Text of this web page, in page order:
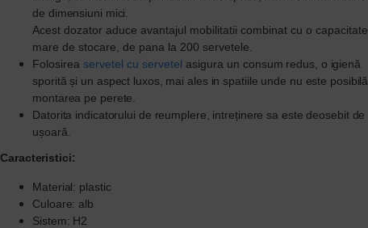
de dimensiuni mici.
Acest dozator aduce avantajul mobilitatii combinat cu o capacitate
mare de stocare, de pana la 200 servetele.
Folosireaservetel cu servetel asigura un consum redus, o igienă
sporităși un aspect luxos, mai ales in spatiile unde nu este posibilă
montarea pe perete.
Datorita indicatorului de reumplere, intreținere sa este deosebit de
ușoară.
Caracteristici:
Material: plastic
Culoare: alb
Sistem: H2